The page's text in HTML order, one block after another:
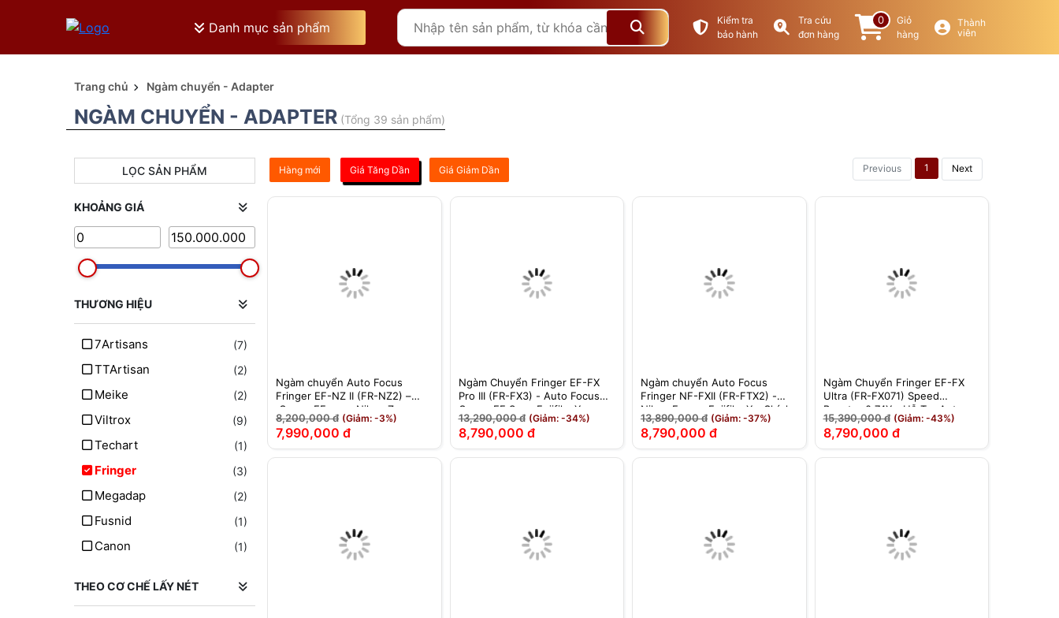
Danh mục sản phẩm
Kiểm tra
bảo hành
Tra cứu
đơn hàng
0
Giỏ
hàng
Thành
viên
Trang chủ Ngàm chuyển - Adapter
NGÀM CHUYỂN - ADAPTER (Tổng 39 sản phẩm)
LỌC SẢN PHẨM
KHOẢNG GIÁ
THƯƠNG HIỆU
7Artisans (7)
TTArtisan (2)
Meike (2)
Viltrox (9)
Techart (1)
Fringer (3)
Megadap (2)
Fusnid (1)
Canon (1)
THEO CƠ CHẾ LẤY NÉT
Hàng mới Giá Tăng Dần Giá Giảm Dần Previous 1 Next
Ngàm chuyển Auto Focus
Fringer EF-NZ II (FR-NZ2) –
Canon EF sang Nikon Z
8,200,000 đ (Giảm: -3%)
7,990,000 đ
Ngàm Chuyển Fringer EF-FX
Pro III (FR-FX3) - Auto Focus
Canon EF Sang Fujifilm X-
Mount
13,290,000 đ (Giảm: -34%)
8,790,000 đ
Ngàm chuyển Auto Focus
Fringer NF-FXII (FR-FTX2) -
Nikon F sang Fujifilm X - Chính
hãng
13,890,000 đ (Giảm: -37%)
8,790,000 đ
Ngàm Chuyển Fringer EF-FX
Ultra (FR-FX071) Speed
Booster 0.74X - Hỗ Trợ Auto
Focus Cho Fujifilm
15,390,000 đ (Giảm: -43%)
8,790,000 đ